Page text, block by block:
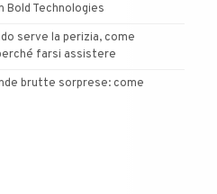
Bold Technologies
serve la perizia, come
farsi assistere
brutte sorprese: come